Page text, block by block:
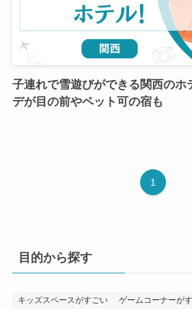
子連れで雪遊びができる関西のホ
デが目の前やペット可の宿も
1
目的から探す
キッズスペースがすごい
ゲームコーナーが